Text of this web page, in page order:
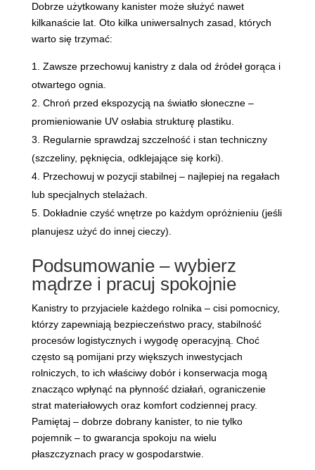
Dobrze użytkowany kanister może służyć nawet
kilkanaście lat. Oto kilka uniwersalnych zasad, których
warto się trzymać:
Zawsze przechowuj kanistry z dala od źródeł gorąca i
otwartego ognia.
Chroń przed ekspozycją na światło słoneczne –
promieniowanie UV osłabia strukturę plastiku.
Regularnie sprawdzaj szczelność i stan techniczny
(szczeliny, pęknięcia, odklejające się korki).
Przechowuj w pozycji stabilnej – najlepiej na regałach
lub specjalnych stelażach.
Dokładnie czyść wnętrze po każdym opróżnieniu (jeśli
planujesz użyć do innej cieczy).
Podsumowanie – wybierz
mądrze i pracuj spokojnie
Kanistry to przyjaciele każdego rolnika – cisi pomocnicy,
którzy zapewniają bezpieczeństwo pracy, stabilność
procesów logistycznych i wygodę operacyjną. Choć
często są pomijani przy większych inwestycjach
rolniczych, to ich właściwy dobór i konserwacja mogą
znacząco wpłynąć na płynność działań, ograniczenie
strat materiałowych oraz komfort codziennej pracy.
Pamiętaj – dobrze dobrany kanister, to nie tylko
pojemnik – to gwarancja spokoju na wielu
płaszczyznach pracy w gospodarstwie.